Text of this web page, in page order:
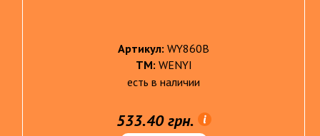
Артикул: WY860B
ТМ: WENYI
есть в наличии
533.40 грн.